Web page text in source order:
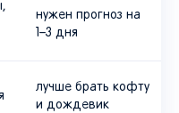
нужен прогноз на
1–3 дня
лучше брать кофту
и дождевик